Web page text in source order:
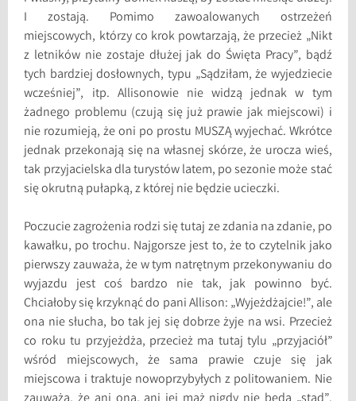
I zostają. Pomimo zawoalowanych ostrzeżeń
miejscowych, którzy co krok powtarzają, że przecież „Nikt
z letników nie zostaje dłużej jak do Święta Pracy”, bądź
tych bardziej dosłownych, typu „Sądziłam, że wyjedziecie
wcześniej”, itp. Allisonowie nie widzą jednak w tym
żadnego problemu (czują się już prawie jak miejscowi) i
nie rozumieją, że oni po prostu MUSZĄ wyjechać. Wkrótce
jednak przekonają się na własnej skórze, że urocza wieś,
tak przyjacielska dla turystów latem, po sezonie może stać
się okrutną pułapką, z której nie będzie ucieczki.
Poczucie zagrożenia rodzi się tutaj ze zdania na zdanie, po
kawałku, po trochu. Najgorsze jest to, że to czytelnik jako
pierwszy zauważa, że w tym natrętnym przekonywaniu do
wyjazdu jest coś bardzo nie tak, jak powinno być.
Chciałoby się krzyknąć do pani Allison: „Wyjeżdżajcie!”, ale
ona nie słucha, bo tak jej się dobrze żyje na wsi. Przecież
co roku tu przyjeżdża, przecież ma tutaj tylu „przyjaciół”
wśród miejscowych, że sama prawie czuje się jak
miejscowa i traktuje nowoprzybyłych z politowaniem. Nie